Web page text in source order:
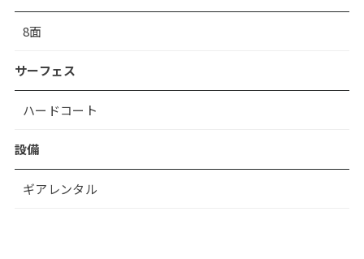
8面
サーフェス
ハードコート
設備
ギアレンタル